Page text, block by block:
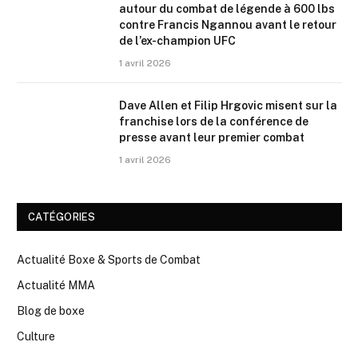
autour du combat de légende à 600 lbs
contre Francis Ngannou avant le retour
de l’ex-champion UFC
1 avril 2026
Dave Allen et Filip Hrgovic misent sur la
franchise lors de la conférence de
presse avant leur premier combat
1 avril 2026
CATÉGORIES
Actualité Boxe & Sports de Combat
Actualité MMA
Blog de boxe
Culture